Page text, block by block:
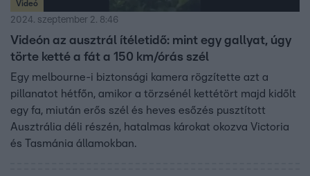
Videó
2024. szeptember 2. 8:46
Videón az ausztrál ítéletidő: mint egy gallyat, úgy
törte ketté a fát a 150 km/órás szél
Egy melbourne-i biztonsági kamera rögzítette azt a
pillanatot hétfőn, amikor a törzsénél kettétört majd kidőlt
egy fa, miután erős szél és heves esőzés pusztított
Ausztrália déli részén, hatalmas károkat okozva Victoria
és Tasmánia államokban.